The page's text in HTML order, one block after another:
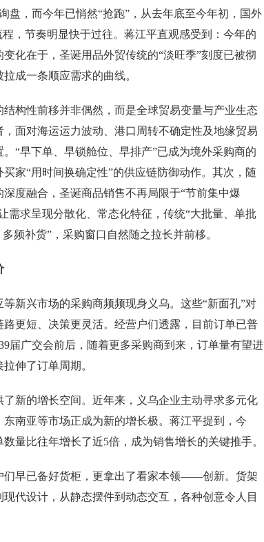
盘，而今年已悄然“抢跑”，从去年底至今年初，国外
，节奏明显快于过往。蒋江平直观感受到：今年的
化在于，圣诞用品外贸传统的“淡旺季”刻度已被彻
成一条顺应需求的曲线。
性前移并非偶然，而是全球贸易变量与产业生态
面对海运运力波动、港口周转不确定性及地缘贸易
“早下单、早锁舱位、早排产”已成为境外采购商的
家“用时间换确定性”的供应链防御动作。其次，随
度融合，圣诞商品销售不再局限于“节前集中爆
需求呈现分散化、常态化特征，传统“大批量、单批
频补货”，采购窗口自然随之拉长并前移。
兴市场的采购商频频现身义乌。这些“新面孔”对
更短、决策更灵活。经营户们透露，目前订单已普
届广交会前后，随着更多采购商到来，订单量有望进
伸了订单周期。
的增长空间。近年来，义乌企业主动寻求多元化
南亚等市场正成为新的增长极。蒋江平提到，今
量比往年增长了近5倍，成为销售增长的关键推手。
早已备好货柜，更拿出了看家本领——创新。货架
代设计，从静态摆件到动态交互，各种创意令人目